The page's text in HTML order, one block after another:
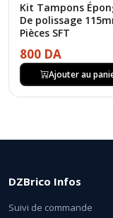
Kit Tampons
De polissage
Pièces SFT
800 DA
Ajouter au
DZBrico Infos
Suivi de commande